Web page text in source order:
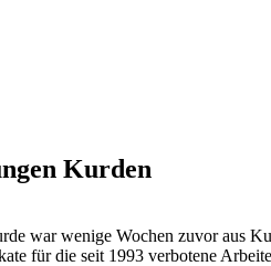
Kurden
war wenige Wochen zuvor aus
für die seit 1993 verbotene